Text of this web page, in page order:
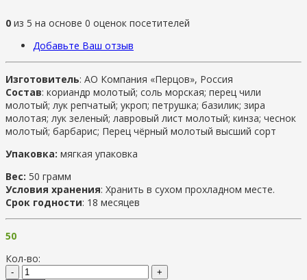
0 из 5 на основе 0 оценок посетителей
Добавьте Ваш отзыв
Изготовитель: АО Компания «Перцов», Россия
Состав: кориандр молотый; соль морская; перец чили
молотый; лук репчатый; укроп; петрушка; базилик; зира
молотая; лук зеленый; лавровый лист молотый; кинза; чеснок
молотый; барбарис; Перец чёрный молотый высший сорт
Упаковка: мягкая упаковка
Вес: 50 грамм
Условия хранения: Хранить в сухом прохладном месте.
Срок годности: 18 месяцев
50
Кол-во:
-
+